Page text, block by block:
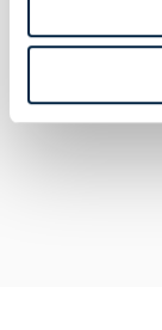
Certifikat